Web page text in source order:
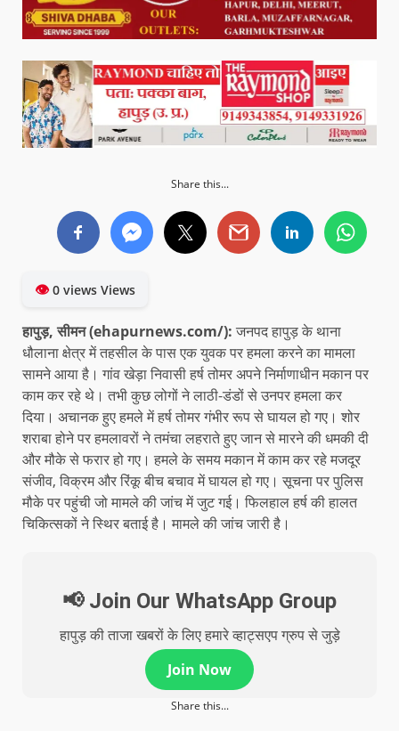
Share this...
👁0 views Views
हापुड़, सीमन(ehapurnews.com/): जनपद हापुड़ के थाना
धौलाना क्षेत्र में तहसील के पास एक युवक पर हमला करने का मामला
सामने आया है। गांव खेड़ा निवासी हर्ष तोमर अपने निर्माणाधीन मकान पर
काम कर रहे थे। तभी कुछ लोगों ने लाठी-डंडों से उनपर हमला कर
दिया। अचानक हुए हमले में हर्ष तोमर गंभीर रूप से घायल हो गए। शोर
शराबा होने पर हमलावरों ने तमंचा लहराते हुए जान से मारने की धमकी दी
और मौके से फरार हो गए। हमले के समय मकान में काम कर रहे मजदूर
संजीव, विक्रम और रिंकू बीच बचाव में घायल हो गए। सूचना पर पुलिस
मौके पर पहुंची जो मामले की जांच में जुट गई। फिलहाल हर्ष की हालत
चिकित्सकों ने स्थिर बताई है। मामले की जांच जारी है।
📢 Join Our WhatsApp Group
हापुड़ की ताजा खबरों के लिए हमारे व्हाट्सएप ग्रुप से जुड़े
Join Now
Share this...